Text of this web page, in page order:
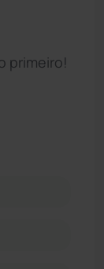
primeiro!